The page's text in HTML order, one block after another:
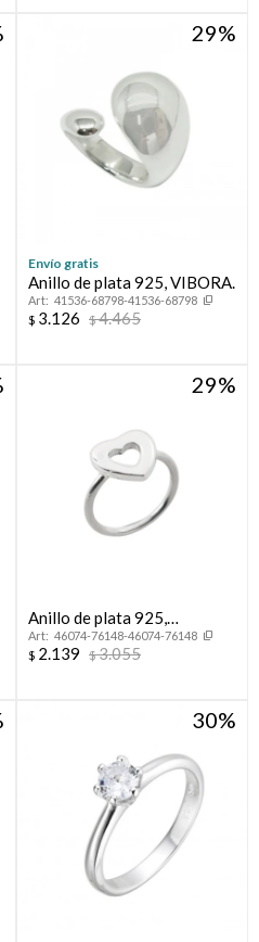
29
Envío gratis
Anillo de plata 925, VIBORA.
41536-68798-41536-68798
$ 3.126 $4.465
29
Anillo de plata 925,
CORAZON.
46074-76148-46074-76148
$ 2.139 $3.055
30